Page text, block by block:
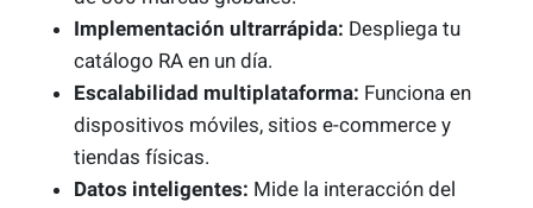
Implementación ultrarrápida: Despliega tu
catálogo RA en un día.
Escalabilidad multiplataforma: Funciona en
dispositivos móviles, sitios e-commerce y
tiendas físicas.
Datos inteligentes: Mide la interacción del